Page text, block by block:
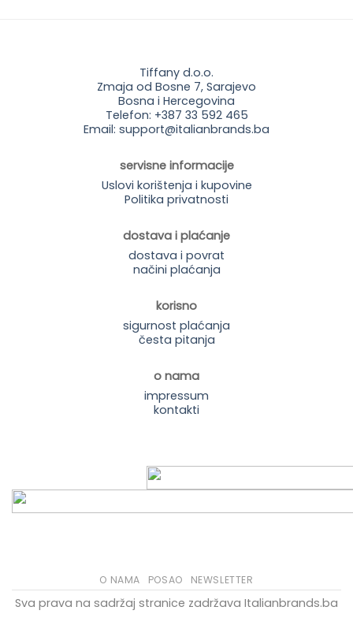
Tiffany d.o.o.
Zmaja od Bosne 7, Sarajevo
Bosna i Hercegovina
Telefon: +387 33 592 465
Email: support@italianbrands.ba
servisne informacije
Uslovi korištenja i kupovine
Politika privatnosti
dostava i plaćanje
dostava i povrat
načini plaćanja
korisno
sigurnost plaćanja
česta pitanja
o nama
impressum
kontakti
O NAMA POSAO NEWSLETTER
Sva prava na sadržaj stranice zadržava Italianbrands.ba